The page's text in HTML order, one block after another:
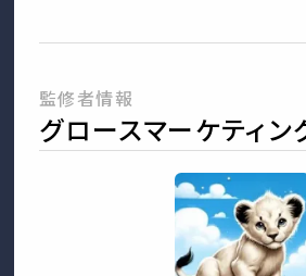
監修者情報
グロースマーケティ